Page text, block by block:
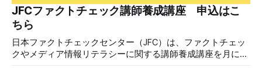
JFCファクトチェック講師養成講座 申込はこ
ちら
日本ファクトチェックセンター（JFC）は、ファクトチェッ
クやメディア情報リテラシーに関する講師養成講座を月に1